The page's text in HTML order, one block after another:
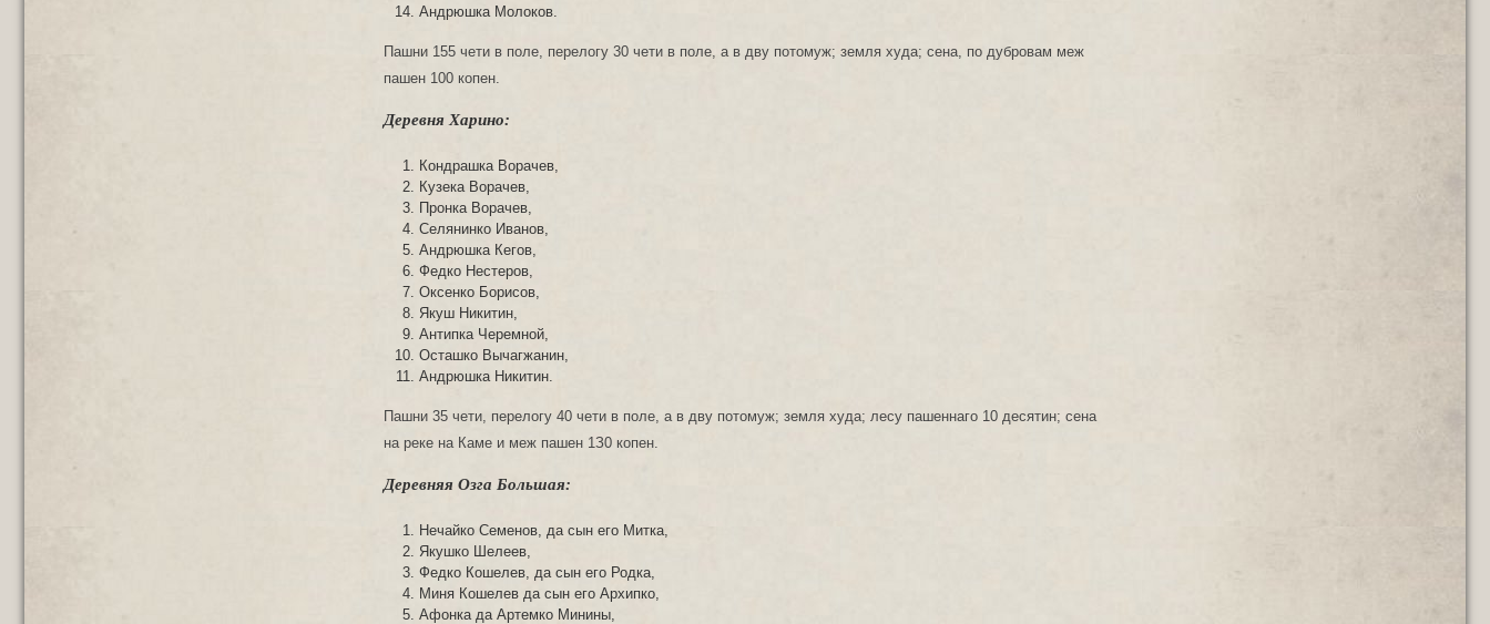
Андрюшка Молоков.
Пашни 155 чети в поле, перелогу 30 чети в поле, а в дву потомуж; земля худа; сена, по дубровам меж
пашен 100 копен.
Деревня Харино:
Кондрашка Ворачев,
Кузека Ворачев,
Пронка Ворачев,
Селянинко Иванов,
Андрюшка Кегов,
Федко Нестеров,
Оксенко Борисов,
Якyш Никитин,
Антипка Черемной,
Осташко Вычагжанин,
Андрюшка Никитин.
Пашни 35 чети, перелогу 40 чети в поле, а в дву потомуж; земля худа; лесу пашеннаго 10 десятин; сена
на реке на Каме и меж пашен 1З0 копен.
Деревняя Озга Большая:
Нечайко Семенов, да сын его Митка,
Якушко Шелеев,
Федко Кошелев, да сын его Родка,
Миня Кошелев да сын его Архипко,
Афонка да Артемко Минины,